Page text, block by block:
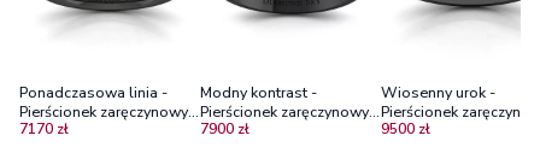
Ponadczasowa linia -
Pierścionek zaręczynowy z
czarnego złota z
7170 zł
Modny kontrast -
Pierścionek zaręczynowy
Diamond Sky, czarne
7900 zł
Wiosenny urok -
Pierścionek
czarnego złota z
9500 zł